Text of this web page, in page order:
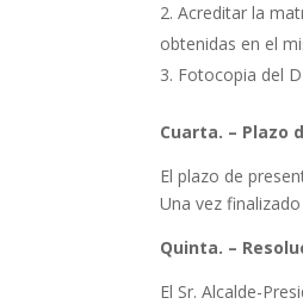
Acreditar la
obtenidas en el
Fotocopia del
Cuarta. – Plazo
El plazo de
Una vez
Quinta. –
El Sr. Alcalde-